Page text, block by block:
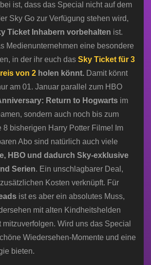
ist, dass das Special nicht auf dem
Sky Go zur Verfügung stehen wird,
Ticket Inhabern vorbehalten ist.
Medienunternehmen eine besondere
in der ihr euch das Sky Ticket für 3
von 2 holen könnt. Damit könnt
am 01. Januar parallel zum HBO
Return to Hogwarts im
sondern auch noch bis zum
8 bisherigen Harry Potter Filme! Im
Abo sind natürlich auch viele
HBO und dadurch Sky-exklusive
Serien. Ein unschlagbarer Deal,
Kosten verknüpft. Für
ist es aber ein absolutes Muss,
mit alten Kindheitshelden
mitzuverfolgen. Wird uns das Special
Wiedersehen-Momente und eine
bieten.